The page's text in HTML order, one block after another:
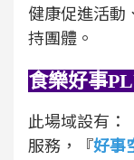
健康促進活動
持團體。
食樂好事
此場域設有：
服務，『好事